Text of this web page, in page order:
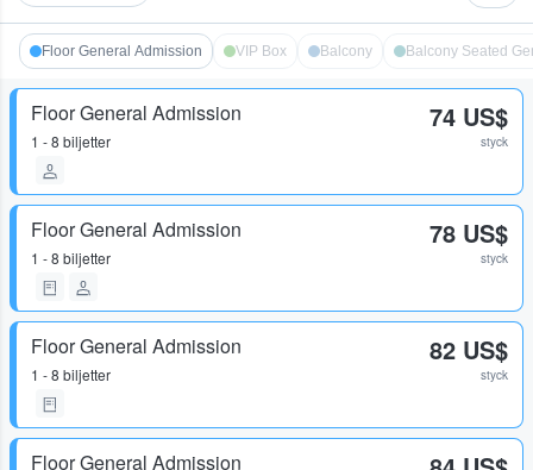
Floor General Admission VIP Box Balcony Balcony Seated
Floor General Admission
1 - 8 biljetter
74 US$
styck
Floor General Admission
1 - 8 biljetter
78 US$
styck
Floor General Admission
1 - 8 biljetter
82 US$
styck
Floor General Admission